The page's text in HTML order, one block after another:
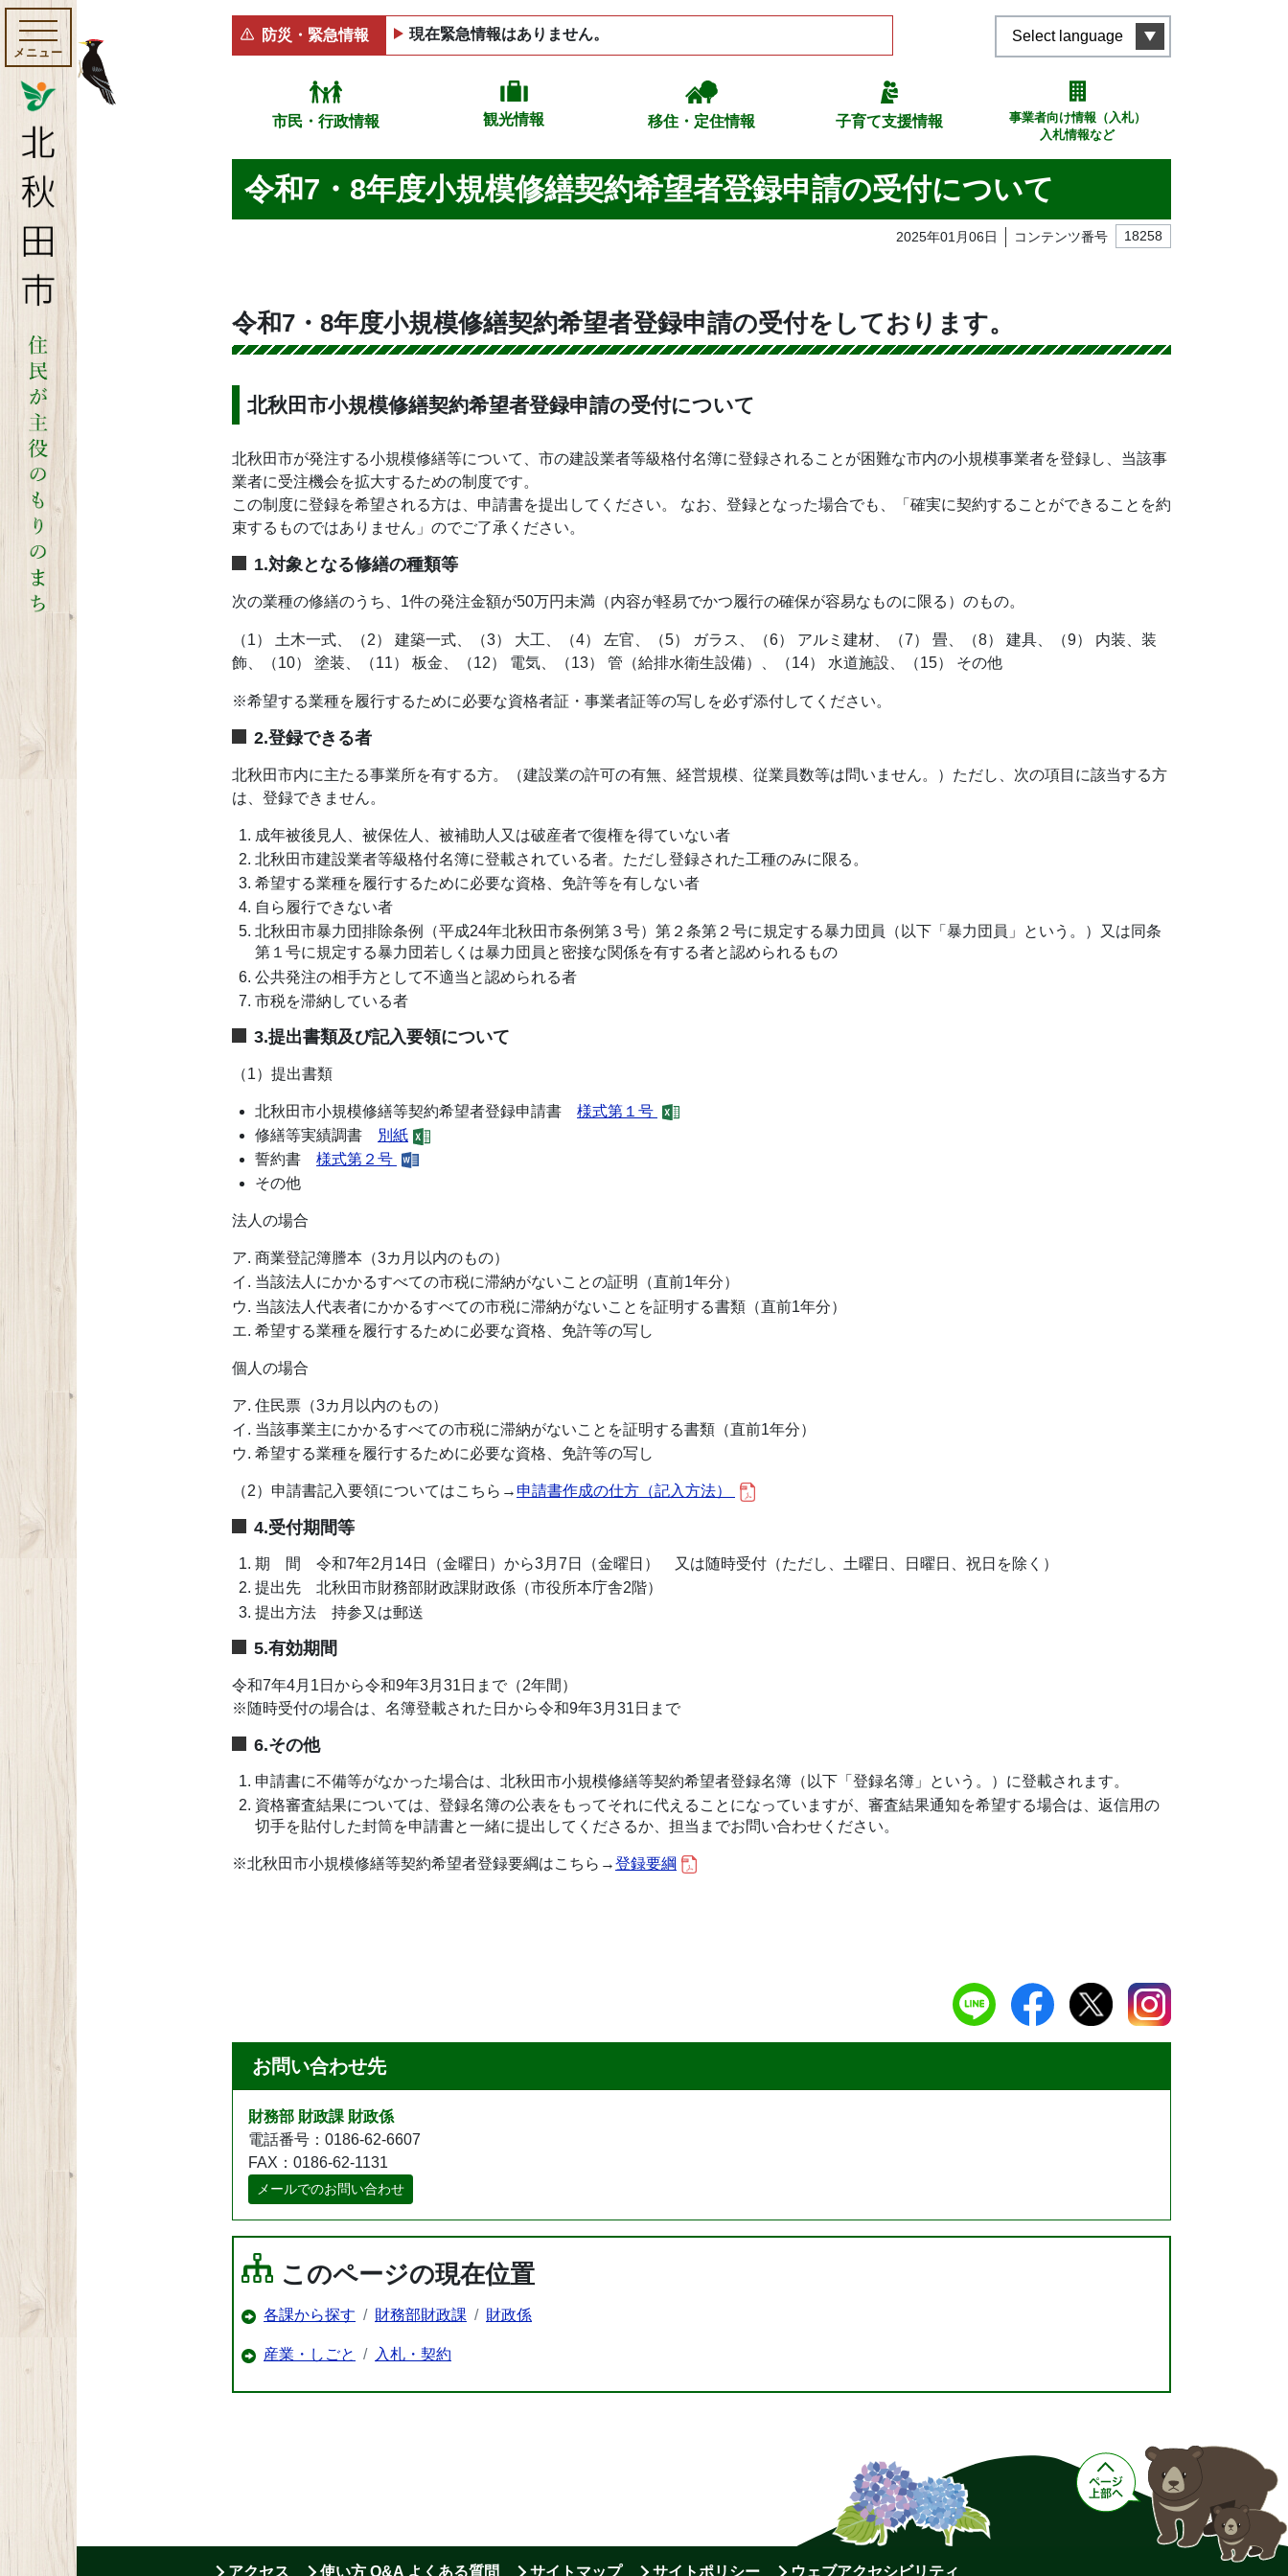
メニュー
防災・緊急情報 現在緊急情報はありません。 Select language
市民・行政情報 観光情報 移住・定住情報 子育て支援情報
事業者向け情報（入札）
入札情報など
令和7・8年度小規模修繕契約希望者登録申請の受付について
2025年01月06日 コンテンツ番号 18258
令和7・8年度小規模修繕契約希望者登録申請の受付をしております。
北秋田市小規模修繕契約希望者登録申請の受付について
北秋田市が発注する小規模修繕等について、市の建設業者等級格付名簿に登録されることが困難な市内の小規模事業者を登録し、当該事
業者に受注機会を拡大するための制度です。
この制度に登録を希望される方は、申請書を提出してください。 なお、登録となった場合でも、「確実に契約することができることを約
束するものではありません」のでご了承ください。
1.対象となる修繕の種類等
次の業種の修繕のうち、1件の発注金額が50万円未満（内容が軽易でかつ履行の確保が容易なものに限る）のもの。
（1） 土木一式、（2） 建築一式、（3） 大工、（4） 左官、（5） ガラス、（6） アルミ建材、（7） 畳、（8） 建具、（9） 内装、装
飾、（10） 塗装、（11） 板金、（12） 電気、（13） 管（給排水衛生設備）、（14） 水道施設、（15） その他
※希望する業種を履行するために必要な資格者証・事業者証等の写しを必ず添付してください。
2.登録できる者
北秋田市内に主たる事業所を有する方。（建設業の許可の有無、経営規模、従業員数等は問いません。）ただし、次の項目に該当する方
は、登録できません。
成年被後見人、被保佐人、被補助人又は破産者で復権を得ていない者
北秋田市建設業者等級格付名簿に登載されている者。ただし登録された工種のみに限る。
希望する業種を履行するために必要な資格、免許等を有しない者
自ら履行できない者
北秋田市暴力団排除条例（平成24年北秋田市条例第３号）第２条第２号に規定する暴力団員（以下「暴力団員」という。）又は同条
第１号に規定する暴力団若しくは暴力団員と密接な関係を有する者と認められるもの
公共発注の相手方として不適当と認められる者
市税を滞納している者
3.提出書類及び記入要領について
（1）提出書類
北秋田市小規模修繕等契約希望者登録申請書 様式第１号
修繕等実績調書
別紙
誓約書 様式第２号
その他
法人の場合
商業登記簿謄本（3カ月以内のもの）
当該法人にかかるすべての市税に滞納がないことの証明（直前1年分）
当該法人代表者にかかるすべての市税に滞納がないことを証明する書類（直前1年分）
希望する業種を履行するために必要な資格、免許等の写し
個人の場合
住民票（3カ月以内のもの）
当該事業主にかかるすべての市税に滞納がないことを証明する書類（直前1年分）
希望する業種を履行するために必要な資格、免許等の写し
（2）申請書記入要領についてはこちら→ 申請書作成の仕方（記入方法）
4.受付期間等
期 間 令和7年2月14日（金曜日）から3月7日（金曜日） 又は随時受付（ただし、土曜日、日曜日、祝日を除く）
提出先 北秋田市財務部財政課財政係（市役所本庁舎2階）
提出方法 持参又は郵送
5.有効期間
令和7年4月1日から令和9年3月31日まで（2年間）
※随時受付の場合は、名簿登載された日から令和9年3月31日まで
6.その他
申請書に不備等がなかった場合は、北秋田市小規模修繕等契約希望者登録名簿（以下「登録名簿」という。）に登載されます。
資格審査結果については、登録名簿の公表をもってそれに代えることになっていますが、審査結果通知を希望する場合は、返信用の
切手を貼付した封筒を申請書と一緒に提出してくださるか、担当までお問い合わせください。
※北秋田市小規模修繕等契約希望者登録要綱はこちら→登録要綱
お問い合わせ先
財務部 財政課 財政係
電話番号：0186-62-6607
FAX：0186-62-1131
メールでのお問い合わせ
このページの現在位置
各課から探す 財務部財政課 財政係
産業・しごと 入札・契約
アクセス 使い方 Q&A よくある質問 サイトマップ サイトポリシー ウェブアクセシビリティ